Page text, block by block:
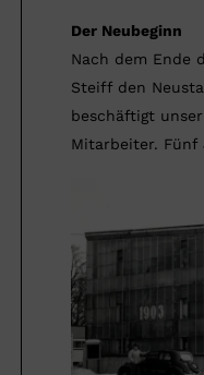
Der Neubeginn
Nach dem Ende
Steiff den
beschäftigt
Mitarbeiter. Fünf